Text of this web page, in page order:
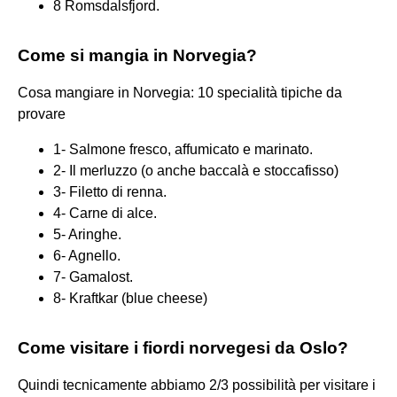
8 Romsdalsfjord.
Come si mangia in Norvegia?
Cosa mangiare in Norvegia: 10 specialità tipiche da
provare
1- Salmone fresco, affumicato e marinato.
2- Il merluzzo (o anche baccalà e stoccafisso)
3- Filetto di renna.
4- Carne di alce.
5- Aringhe.
6- Agnello.
7- Gamalost.
8- Kraftkar (blue cheese)
Come visitare i fiordi norvegesi da Oslo?
Quindi tecnicamente abbiamo 2/3 possibilità per visitare i